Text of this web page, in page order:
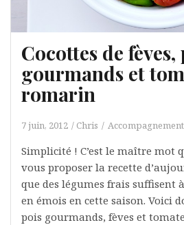
Cocottes de fèves,
gourmands et
romarin
7 juin, 2012 Chris Accompagnement
Simplicité ! C’est le maître mot
vous proposer la recette
que des légumes frais suffisent
en émois en cette saison. Voici
pois gourmands, fèves et